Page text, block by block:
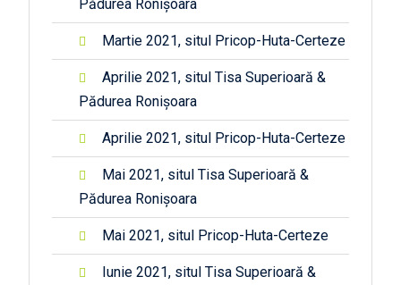
Pădurea Ronișoara
Martie 2021, situl Pricop-Huta-Certeze
Aprilie 2021, situl Tisa Superioară &
Pădurea Ronișoara
Aprilie 2021, situl Pricop-Huta-Certeze
Mai 2021, situl Tisa Superioară &
Pădurea Ronișoara
Mai 2021, situl Pricop-Huta-Certeze
Iunie 2021, situl Tisa Superioară &